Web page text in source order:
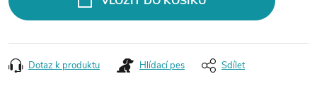
Dotaz k produktu Hlídací pes Sdílet